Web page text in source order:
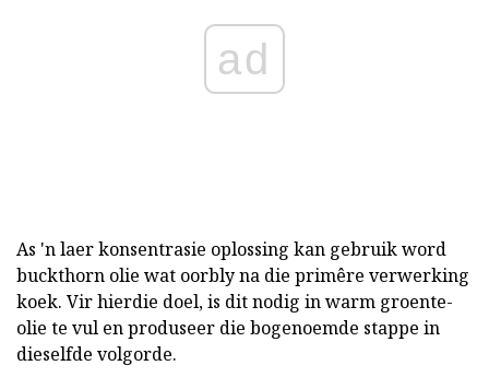
ad
As 'n laer konsentrasie oplossing kan gebruik word
buckthorn olie wat oorbly na die primêre verwerking
koek. Vir hierdie doel, is dit nodig in warm groente-
olie te vul en produseer die bogenoemde stappe in
dieselfde volgorde.